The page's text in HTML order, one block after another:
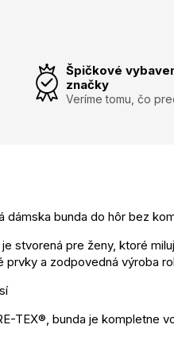
Špičkové
značky
Veríme tomu, čo
dámska bunda do hôr bez
stvorená pre ženy, ktoré
a zodpovedná výroba
TEX®, bunda je kompletne